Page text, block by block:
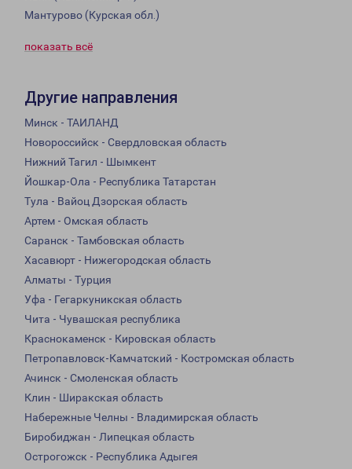
Мантурово (Курская обл.)
показать всё
Другие направления
Минск - ТАИЛАНД
Новороссийск - Свердловская область
Нижний Тагил - Шымкент
Йошкар-Ола - Республика Татарстан
Тула - Вайоц Дзорская область
Артем - Омская область
Саранск - Тамбовская область
Хасавюрт - Нижегородская область
Алматы - Турция
Уфа - Гегаркуникская область
Чита - Чувашская республика
Краснокаменск - Кировская область
Петропавловск-Камчатский - Костромская область
Ачинск - Смоленская область
Клин - Ширакская область
Набережные Челны - Владимирская область
Биробиджан - Липецкая область
Острогожск - Республика Адыгея